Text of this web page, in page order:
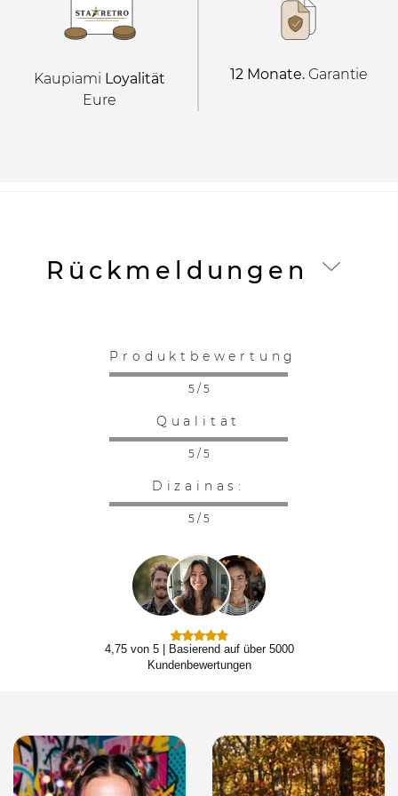
Kaupiami Loyalität
Eure
12 Monate.Garantie
Rückmeldungen
Produktbewertung
5 / 5
Qualität
5 / 5
Dizainas:
5 / 5
4,75 von 5 | Basierend auf über 5000
Kundenbewertungen